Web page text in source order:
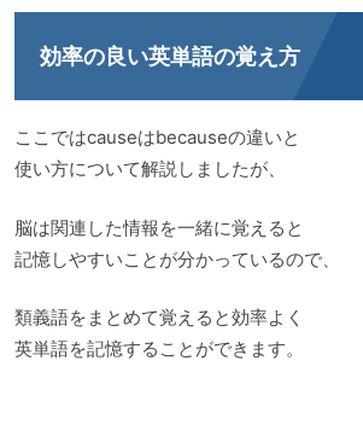
効率の良い英単語の覚え方
ここではcauseはbecauseの違いと
使い方について解説しましたが、
脳は関連した情報を一緒に覚えると
記憶しやすいことが分かっているので、
類義語をまとめて覚えると効率よく
英単語を記憶することができます。